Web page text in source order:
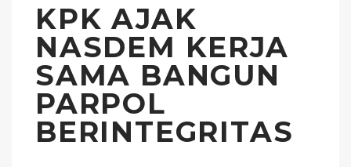
KPK AJAK
NASDEM KERJA
SAMA BANGUN
PARPOL
BERINTEGRITAS